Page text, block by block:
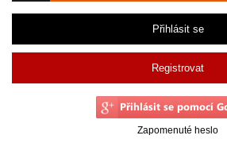
Přihlásit se
Registrovat
Zapomenuté heslo